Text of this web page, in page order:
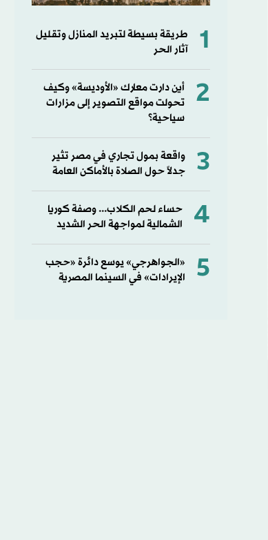
1
طريقة بسيطة لتبريد المنازل وتقليل
آثار الحر
2
أين دارت معارك «الأوديسة» وكيف
تحولت مواقع التصوير إلى مزارات
سياحية؟
3
واقعة بمول تجاري في مصر تثير
جدلاً حول الصلاة بالأماكن العامة
4
حساء لحم الكلاب... وصفة كوريا
الشمالية لمواجهة الحر الشديد
5
«الجواهرجي» يوسع دائرة «حجب
الإيرادات» في السينما المصرية